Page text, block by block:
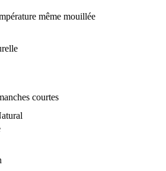
même mouillée
courtes